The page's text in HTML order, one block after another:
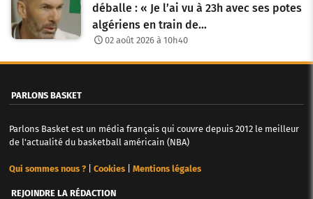
déballe : « Je l’ai vu à 23h avec ses potes
algériens en train de…
02 août 2026 à 10h40
PARLONS BASKET
Parlons Basket est un média français qui couvre depuis 2012 le meilleur
de l'actualité du basketball américain (NBA)
Qui sommes nous ?| Cookies| Mentions légales
REJOINDRE LA RÉDACTION